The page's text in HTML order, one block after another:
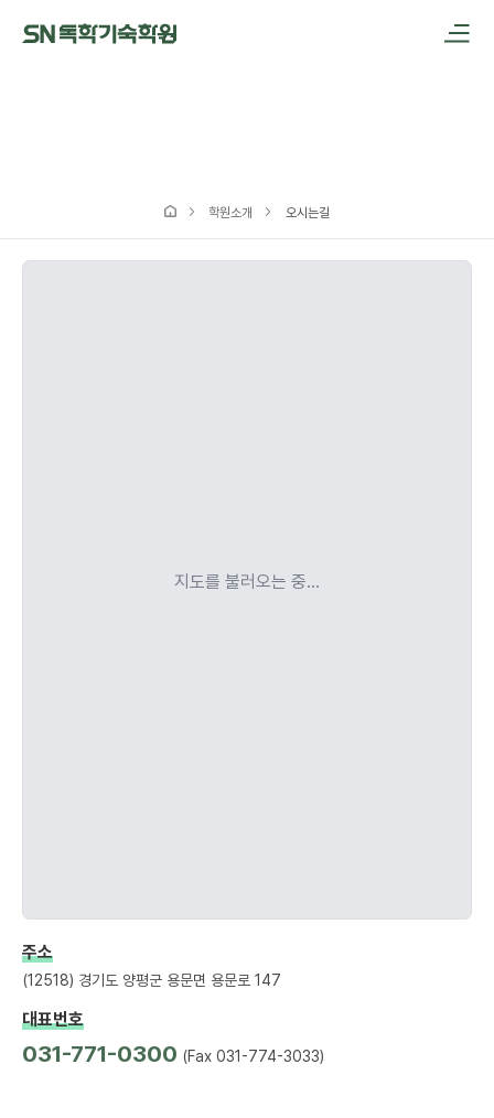
학원소개 오시는길
지도를 불러오는 중...
주소
(12518) 경기도 양평군 용문면 용문로 147
대표번호
031-771-0300 (Fax 031-774-3033)